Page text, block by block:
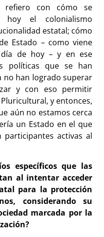
con cómo se
el colonialismo
estatal; cómo
Estado – como viene
de hoy – y en ese
políticas que se han
no han logrado superar
y con eso permitir
y entonces,
aún no estamos cerca
un Estado en el que
participantes activas al
específicos que las
al intentar acceder
para la protección
considerando su
marcada por la